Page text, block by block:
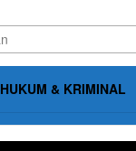
HUKUM & KRIMINAL